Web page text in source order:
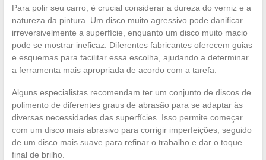
Para polir seu carro, é crucial considerar a dureza do verniz e a
natureza da pintura. Um disco muito agressivo pode danificar
irreversivelmente a superfície, enquanto um disco muito macio
pode se mostrar ineficaz. Diferentes fabricantes oferecem guias
e esquemas para facilitar essa escolha, ajudando a determinar
a ferramenta mais apropriada de acordo com a tarefa.
Alguns especialistas recomendam ter um conjunto de discos de
polimento de diferentes graus de abrasão para se adaptar às
diversas necessidades das superfícies. Isso permite começar
com um disco mais abrasivo para corrigir imperfeições, seguido
de um disco mais suave para refinar o trabalho e dar o toque
final de brilho.